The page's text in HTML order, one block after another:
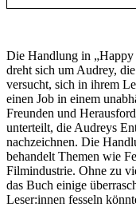
Die Handlung in
dreht sich um Audrey,
versucht, sich in ihrem
einen Job in einem
Freunden und
unterteilt, die Audreys
nachzeichnen. Die
behandelt Themen wie
Filmindustrie. Ohne zu
das Buch einige
Leser:innen fesseln